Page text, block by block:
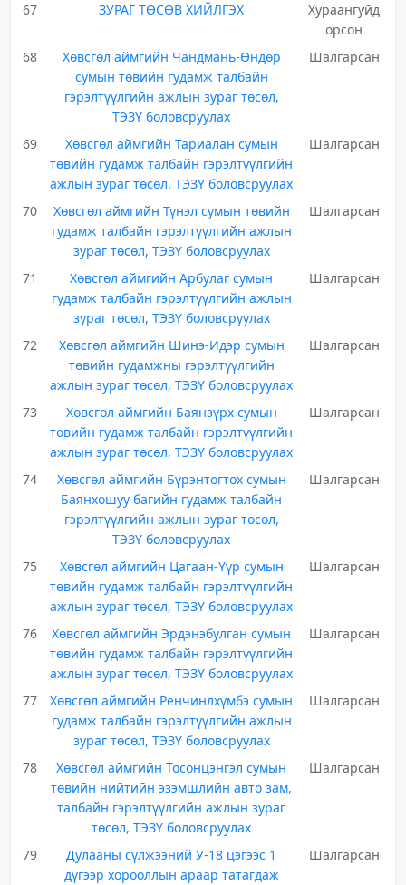
67 ЗУРАГ ТӨСӨВ ХИЙЛГЭХ
Хураангуйд
орсон
68
Хөвсгөл аймгийн Чандмань-Өндөр
сумын төвийн гудамж талбайн
гэрэлтүүлгийн ажлын зураг төсөл,
ТЭЗҮ боловсруулах
Шалгарсан
69
Хөвсгөл аймгийн Тариалан сумын
төвийн гудамж талбайн гэрэлтүүлгийн
ажлын зураг төсөл, ТЭЗҮ боловсруулах
Шалгарсан
70
Хөвсгөл аймгийн Түнэл сумын төвийн
гудамж талбайн гэрэлтүүлгийн ажлын
зураг төсөл, ТЭЗҮ боловсруулах
Шалгарсан
71
Хөвсгөл аймгийн Арбулаг сумын
гудамж талбайн гэрэлтүүлгийн ажлын
зураг төсөл, ТЭЗҮ боловсруулах
Шалгарсан
72
Хөвсгөл аймгийн Шинэ-Идэр сумын
төвийн гудамжны гэрэлтүүлгийн
ажлын зураг төсөл, ТЭЗҮ боловсруулах
Шалгарсан
73
Хөвсгөл аймгийн Баянзүрх сумын
төвийн гудамж талбайн гэрэлтүүлгийн
ажлын зураг төсөл, ТЭЗҮ боловсруулах
Шалгарсан
74
Хөвсгөл аймгийн Бүрэнтогтох сумын
Баянхошуу багийн гудамж талбайн
гэрэлтүүлгийн ажлын зураг төсөл,
ТЭЗҮ боловсруулах
Шалгарсан
75
Хөвсгөл аймгийн Цагаан-Үүр сумын
төвийн гудамж талбайн гэрэлтүүлгийн
ажлын зураг төсөл, ТЭЗҮ боловсруулах
Шалгарсан
76
Хөвсгөл аймгийн Эрдэнэбулган сумын
төвийн гудамж талбайн гэрэлтүүлгийн
ажлын зураг төсөл, ТЭЗҮ боловсруулах
Шалгарсан
77
Хөвсгөл аймгийн Ренчинлхүмбэ сумын
гудамж талбайн гэрэлтүүлгийн ажлын
зураг төсөл, ТЭЗҮ боловсруулах
Шалгарсан
78
Хөвсгөл аймгийн Тосонцэнгэл сумын
төвийн нийтийн эзэмшлийн авто зам,
талбайн гэрэлтүүлгийн ажлын зураг
төсөл, ТЭЗҮ боловсруулах
Шалгарсан
79
Дулааны сүлжээний У-18 цэгээс 1
дүгээр хорооллын араар татагдаж
Шалгарсан